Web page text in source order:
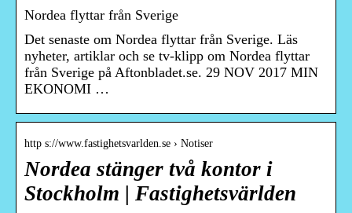
Nordea flyttar från Sverige
Det senaste om Nordea flyttar från Sverige. Läs
nyheter, artiklar och se tv-klipp om Nordea flyttar
från Sverige på Aftonbladet.se. 29 NOV 2017 MIN
EKONOMI …
http s://www.fastighetsvarlden.se › Notiser
Nordea stänger två kontor i
Stockholm | Fastighetsvärlden